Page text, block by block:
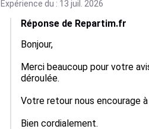
Expérience du : 13 juil. 2026
Réponse de Repartim.fr
Bonjour,
Merci beaucoup pour votre
déroulée.
Votre retour nous encourage
Bien cordialement.